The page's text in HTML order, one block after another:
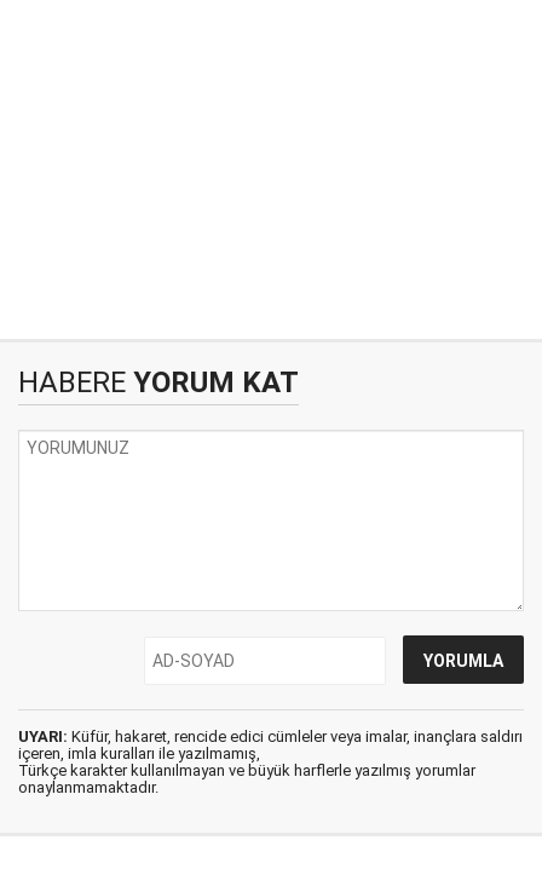
HABERE YORUM KAT
UYARI: Küfür, hakaret, rencide edici cümleler veya imalar, inançlara saldırı
içeren, imla kuralları ile yazılmamış,
Türkçe karakter kullanılmayan ve büyük harflerle yazılmış yorumlar
onaylanmamaktadır.